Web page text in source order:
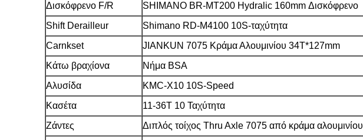
Δισκόφρενο F/R
SHIMANO BR-MT200 Hydralic 160mm Δισκόφρενο
Shift Derailleur
Shimano RD-M4100 10S-ταχύτητα
Carnkset
JIANKUN 7075 Κράμα Αλουμινίου 34T*127mm
Κάτω βραχίονα
Νήμα BSA
Αλυσίδα
KMC-X10 10S-Speed
Κασέτα
11-36T 10 Ταχύτητα
Ζάντες
Διπλός τοίχος Thru Axle 7075 από κράμα αλουμινίου